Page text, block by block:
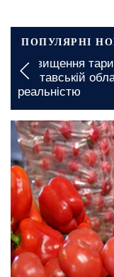
ПОПУЛЯРНІ
Підвищення
Полтавській
реальністю
сьогодні, 06:00